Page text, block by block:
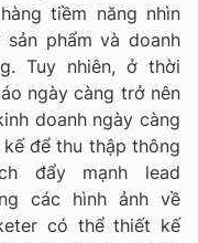
tiềm năng nhìn
phẩm và doanh
Tuy nhiên, ở thời
ngày càng trở nên
doanh ngày càng
để thu thập thông
đẩy mạnh lead
các hình ảnh về
có thể thiết kế